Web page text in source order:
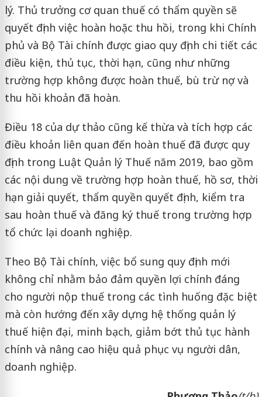
lý. Thủ trưởng cơ quan thuế có thẩm quyền sẽ
quyết định việc hoàn hoặc thu hồi, trong khi Chính
phủ và Bộ Tài chính được giao quy định chi tiết các
điều kiện, thủ tục, thời hạn, cũng như những
trường hợp không được hoàn thuế, bù trừ nợ và
thu hồi khoản đã hoàn.
Điều 18 của dự thảo cũng kế thừa và tích hợp các
điều khoản liên quan đến hoàn thuế đã được quy
định trong Luật Quản lý Thuế năm 2019, bao gồm
các nội dung về trường hợp hoàn thuế, hồ sơ, thời
hạn giải quyết, thẩm quyền quyết định, kiểm tra
sau hoàn thuế và đăng ký thuế trong trường hợp
tổ chức lại doanh nghiệp.
Theo Bộ Tài chính, việc bổ sung quy định mới
không chỉ nhằm bảo đảm quyền lợi chính đáng
cho người nộp thuế trong các tình huống đặc biệt
mà còn hướng đến xây dựng hệ thống quản lý
thuế hiện đại, minh bạch, giảm bớt thủ tục hành
chính và nâng cao hiệu quả phục vụ người dân,
doanh nghiệp.